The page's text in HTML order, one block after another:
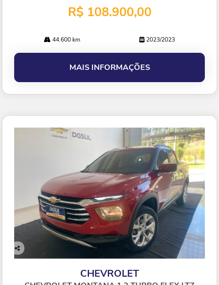
R$ 108.900,00
44.600 km 2023/2023
MAIS INFORMAÇÕES
Co
CHEVROLET